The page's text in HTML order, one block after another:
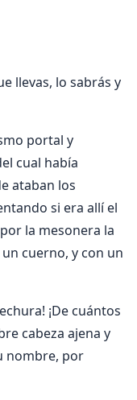
llevas, lo sabrás y
portal y
cual había
ataban los
si era allí el
la mesonera la
cuerno, y con un
¡De cuántos
cabeza ajena y
nombre, por